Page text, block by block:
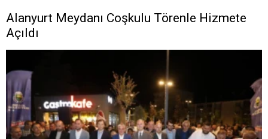
Alanyurt Meydanı Coşkulu Törenle Hizmete
Açıldı